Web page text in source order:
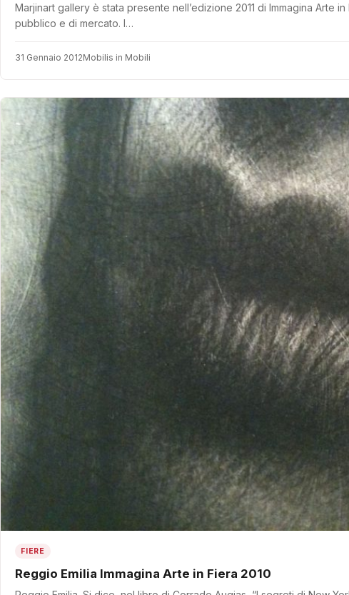
Marjinart gallery è stata presente nell’edizione 2011 di Immagina Arte
pubblico e di mercato. I…
31 Gennaio 2012Mobilis in Mobili
FIERE
Reggio Emilia Immagina Arte in Fiera 2010